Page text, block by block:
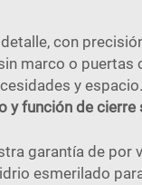
con
marco o
y
y función de cierre
garantía de
esmerilado